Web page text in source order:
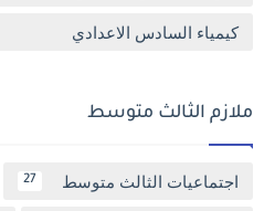
كيمياء السادس الاعدادي
ملازم الثالث متوسط
اجتماعيات الثالث متوسط 27